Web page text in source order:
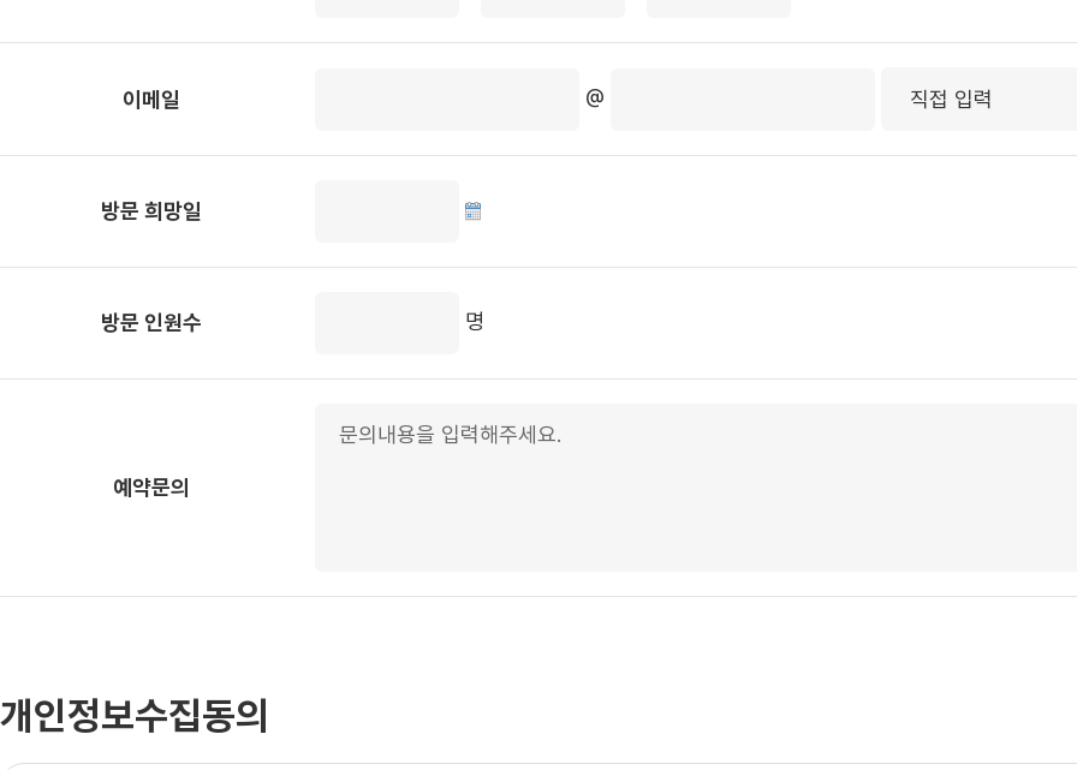
이메일 @
방문 희망일
방문 인원수 명
예약문의
개인정보수집동의